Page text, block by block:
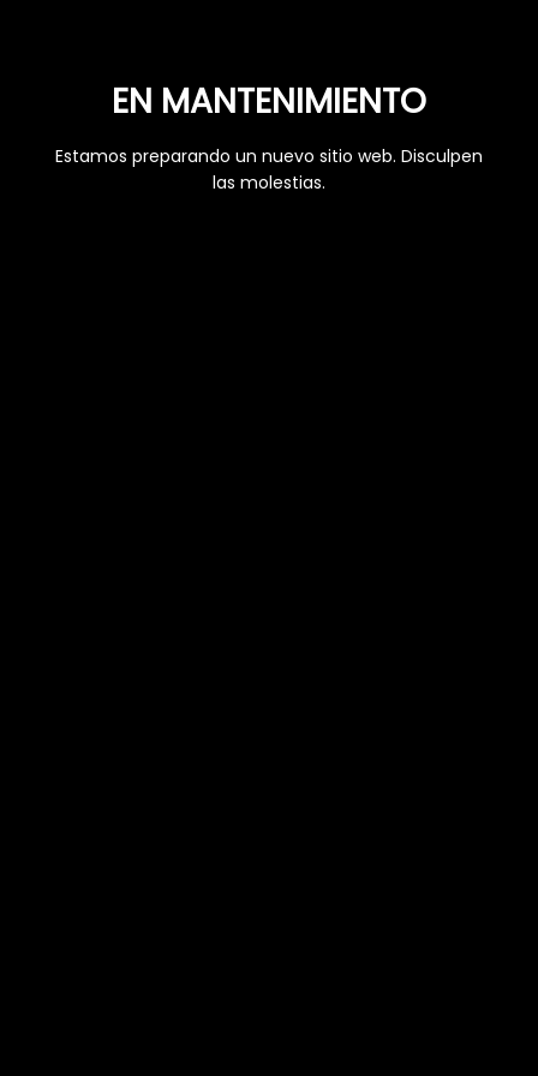
EN MANTENIMIENTO
Estamos preparando un nuevo sitio web. Disculpen
las molestias.